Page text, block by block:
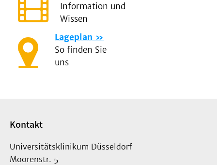
Information und
Wissen
Lageplan
So finden Sie
uns
Kontakt
Universitätsklinikum Düsseldorf
Moorenstr. 5